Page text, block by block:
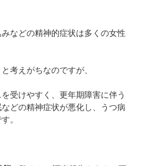
などの精神的症状は多くの女性
考えがちなのですが、
受けやすく、更年期障害に伴う
どの精神症状が悪化し、うつ病
。